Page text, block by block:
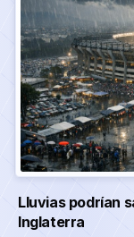
Lluvias podrían
Inglaterra